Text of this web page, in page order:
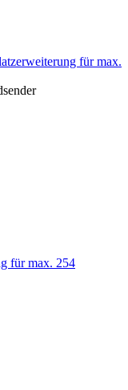
für max.
für max. 254